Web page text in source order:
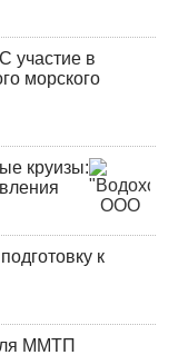
участие в
морского
круизы:
к
ММТП